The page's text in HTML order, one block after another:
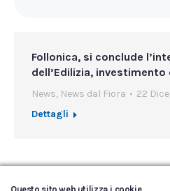
Follonica, si conclude
dell’Edilizia,
News, News dal Fiora
22
Dettagli
…